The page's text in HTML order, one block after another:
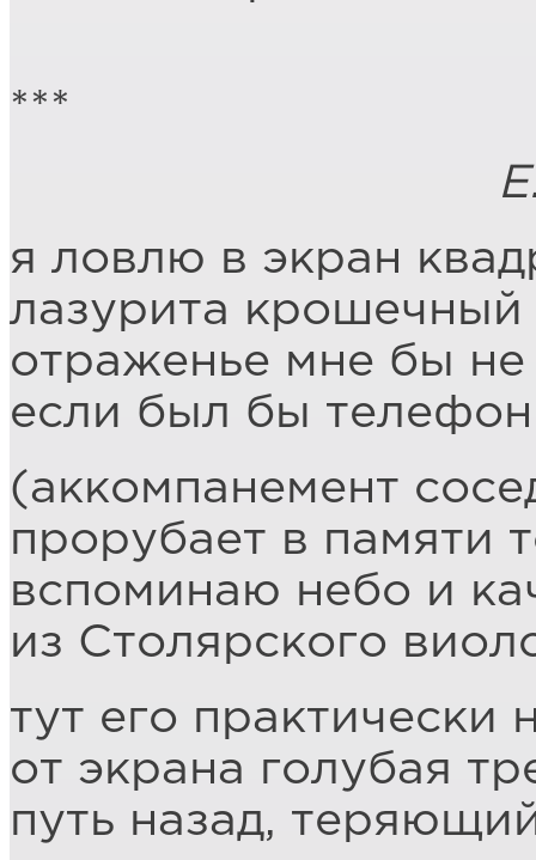
***
я ловлю в экран
лазурита крошечный
отраженье мне бы
если был бы
(аккомпанемент
прорубает в памяти
вспоминаю небо и
из Столярского
тут его практически
от экрана голубая
путь назад,